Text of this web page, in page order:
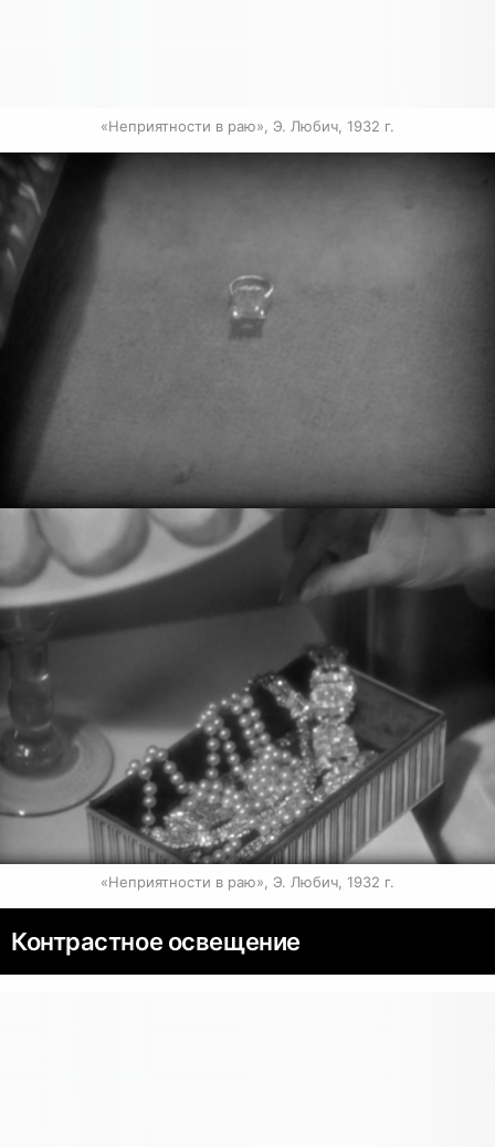
«Неприятности в раю», Э. Любич, 1932 г.
«Неприятности в раю», Э. Любич, 1932 г.
Контрастное освещение